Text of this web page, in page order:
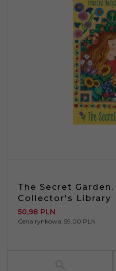
The Secret
Collector's Library
50,98 PLN
Cena rynkowa: 59.00 PLN